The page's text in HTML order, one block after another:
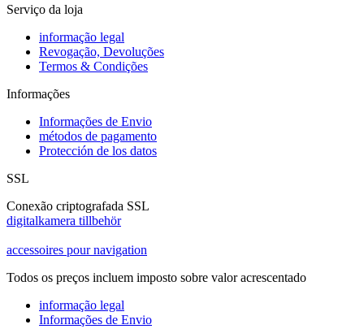
Serviço da loja
informação legal
Revogação, Devoluções
Termos & Condições
Informações
Informações de Envio
métodos de pagamento
Protección de los datos
SSL
Conexão criptografada SSL
digitalkamera tillbehör
accessoires pour navigation
Todos os preços incluem imposto sobre valor acrescentado
informação legal
Informações de Envio